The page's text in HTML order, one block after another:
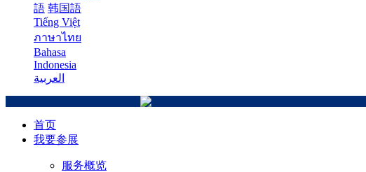
語 韩国語
Tiếng Việt
ภาษาไทย
Bahasa
Indonesia
العربية
首页
我要参展
服务概览